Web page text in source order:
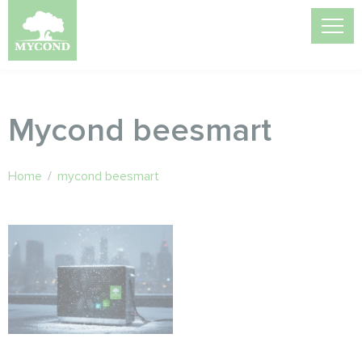
Mycond beesmart
Home / mycond beesmart